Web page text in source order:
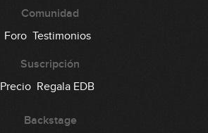
Comunidad
Foro Testimonios
Suscripción
Precio Regala EDB
Backstage